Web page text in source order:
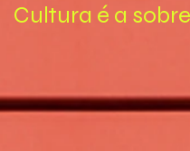
Cultura é a